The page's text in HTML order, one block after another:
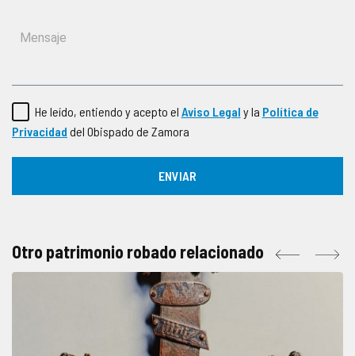
He leído, entiendo y acepto el Aviso Legal y la Política de
Privacidad del Obispado de Zamora
Otro patrimonio robado relacionado